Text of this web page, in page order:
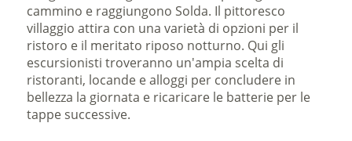
cammino e raggiungono Solda. Il pittoresco
villaggio attira con una varietà di opzioni per il
ristoro e il meritato riposo notturno. Qui gli
escursionisti troveranno un'ampia scelta di
ristoranti, locande e alloggi per concludere in
bellezza la giornata e ricaricare le batterie per le
tappe successive.